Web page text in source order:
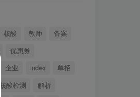
核酸 教师
备案
优惠券
企业 index
单招
核酸检测
解析